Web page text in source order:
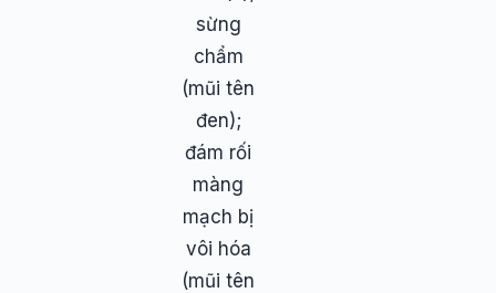
sừng
chẩm
(mũi tên
đen);
đám rối
màng
mạch bị
vôi hóa
(mũi tên